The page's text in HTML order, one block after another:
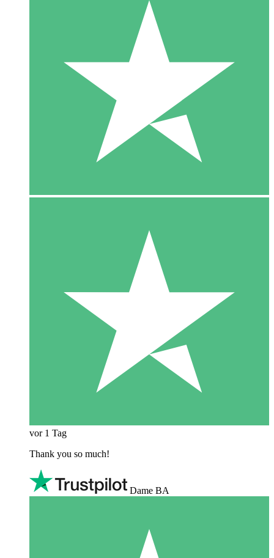
vor 1 Tag
Thank you so much!
Dame BA